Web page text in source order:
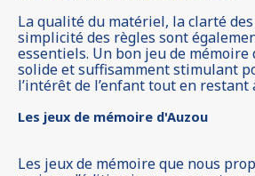
La qualité du matériel, la clarté
simplicité des règles sont
essentiels. Un bon jeu de
solide et suffisamment stimulant
l’intérêt de l’enfant tout en restant
Les jeux de mémoire d'Auzou
Les jeux de mémoire que nous